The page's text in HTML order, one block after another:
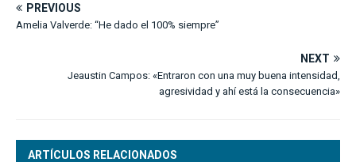
PREVIOUS
Amelia Valverde: “He dado el 100% siempre”
NEXT
Jeaustin Campos: «Entraron con una muy buena intensidad,
agresividad y ahí está la consecuencia»
ARTÍCULOS RELACIONADOS